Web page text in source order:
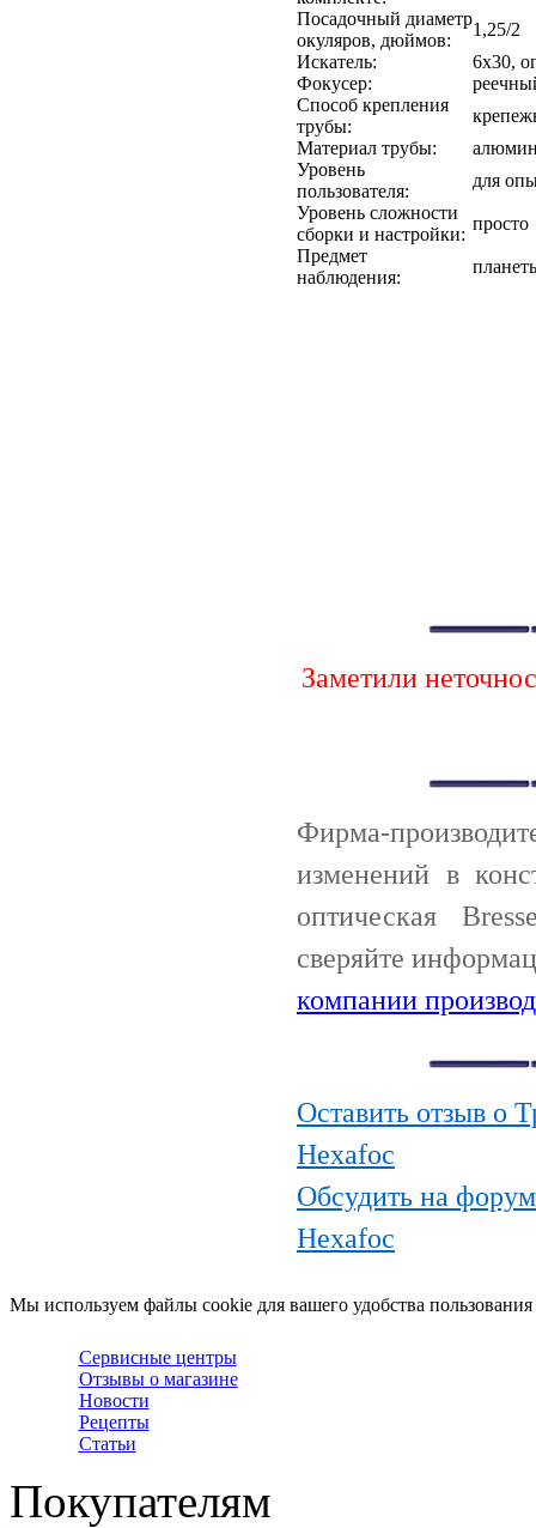
Посадочный диаметр
окуляров, дюймов:
1,25/2
Искатель:
6x30,
Фокусер:
Способ крепления
трубы:
Материал трубы:
Уровень
пользователя:
для
Уровень сложности
сборки и настройки:
просто
Предмет
наблюдения:
Заметили
Фирма-
изменений в
оптическая
сверяйте
компании
Оставить отзыв о
Hexafoc
Обсудить на
Hexafoc
Мы используем файлы cookie для вашего удобства
Сервисные центры
Отзывы о магазине
Новости
Рецепты
Статьи
Покупателям